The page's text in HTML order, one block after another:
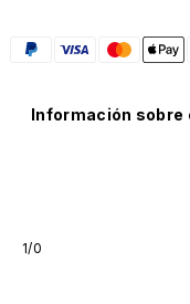
Información sobre
1/0